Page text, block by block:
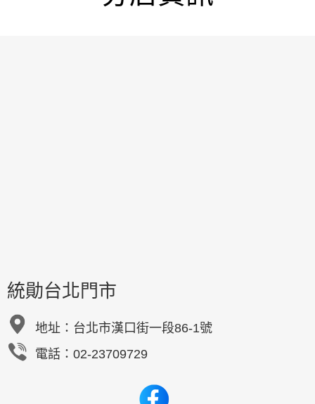
統勛台北門市
地址： 台北市漢口街一段86-1號
電話：02-23709729